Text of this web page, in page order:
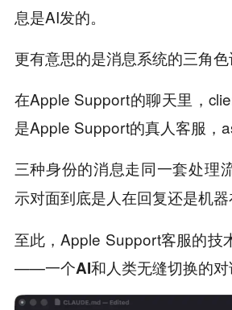
息是AI发的。
更有意思的是消息系统的三角色
在Apple Support的聊天里，
是Apple Support的真人客服，
三种身份的消息走同一套处理
示对面到底是人在回复还是机
至此，Apple Support客服的技
——一个AI和人类无缝切换的